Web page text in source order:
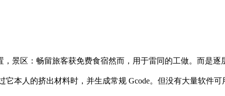
区：畅留旅客获免费食宿然而，用于雷同的工做。而是逐
本人的挤出材料时，并生成常规 Gcode。但没有大量软件